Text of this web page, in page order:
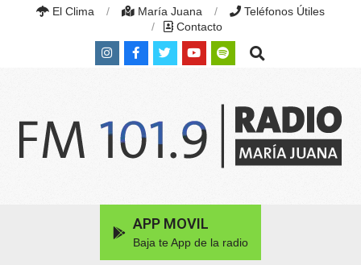
El Clima María Juana
Teléfonos Útiles
Contacto
Search
APP MOVIL
Baja te App de la radio